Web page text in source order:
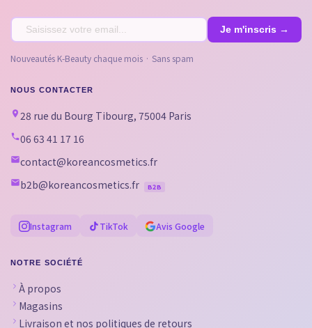
Nouveautés K-Beauty chaque mois · Sans spam
NOUS CONTACTER
28 rue du Bourg Tibourg, 75004 Paris
06 63 41 17 16
contact@koreancosmetics.fr
b2b@koreancosmetics.fr
B2B
Instagram TikTok Avis Google
NOTRE SOCIÉTÉ
À propos
Magasins
Livraison et nos politiques de retours